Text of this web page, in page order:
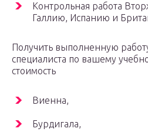
Контрольная работа
Галлию, Испанию и
Получить выполненную
специалиста по вашему
стоимость
Виенна,
Бурдигала,